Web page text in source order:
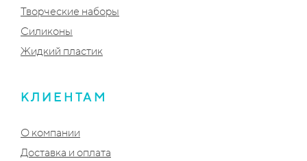
Творческие наборы
Силиконы
Жидкий пластик
КЛИЕНТАМ
О компании
Доставка и оплата